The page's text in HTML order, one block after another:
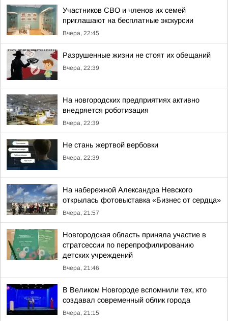
Участников СВО и членов их семей
приглашают на бесплатные экскурсии
Вчера, 22:45
Разрушенные жизни не стоят их обещаний
Вчера, 22:39
На новгородских предприятиях активно
внедряется роботизация
Вчера, 22:39
Не стань жертвой вербовки
Вчера, 22:39
На набережной Александра Невского
открылась фотовыставка «Бизнес от сердца»
Вчера, 21:57
Новгородская область приняла участие в
стратсессии по перепрофилированию
детских учреждений
Вчера, 21:46
В Великом Новгороде вспомнили тех, кто
создавал современный облик города
Вчера, 21:15